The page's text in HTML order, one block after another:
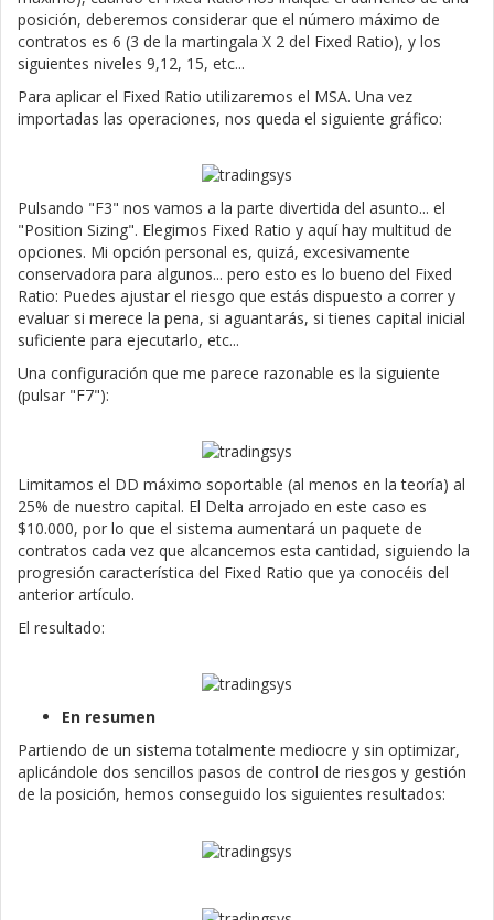
posición, deberemos considerar que el número máximo de
contratos es 6 (3 de la martingala X 2 del Fixed Ratio), y los
siguientes niveles 9,12, 15, etc...
Para aplicar el Fixed Ratio utilizaremos el MSA. Una vez
importadas las operaciones, nos queda el siguiente gráfico:
Pulsando "F3" nos vamos a la parte divertida del asunto... el
"Position Sizing". Elegimos Fixed Ratio y aquí hay multitud de
opciones. Mi opción personal es, quizá, excesivamente
conservadora para algunos... pero esto es lo bueno del Fixed
Ratio: Puedes ajustar el riesgo que estás dispuesto a correr y
evaluar si merece la pena, si aguantarás, si tienes capital inicial
suficiente para ejecutarlo, etc...
Una configuración que me parece razonable es la siguiente
(pulsar "F7"):
Limitamos el DD máximo soportable (al menos en la teoría) al
25% de nuestro capital. El Delta arrojado en este caso es
$10.000, por lo que el sistema aumentará un paquete de
contratos cada vez que alcancemos esta cantidad, siguiendo la
progresión característica del Fixed Ratio que ya conocéis del
anterior artículo.
El resultado:
En resumen
Partiendo de un sistema totalmente mediocre y sin optimizar,
aplicándole dos sencillos pasos de control de riesgos y gestión
de la posición, hemos conseguido los siguientes resultados: